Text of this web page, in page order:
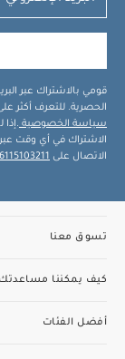
قومي بالاشتراك عبر
الحصرية. للتعرف أكثر
سياسة الخصوصية
الاشتراك في أي وقت عبر
الاتصال على
تسوق معنا
كيف يمكننا
أفضل الفئات